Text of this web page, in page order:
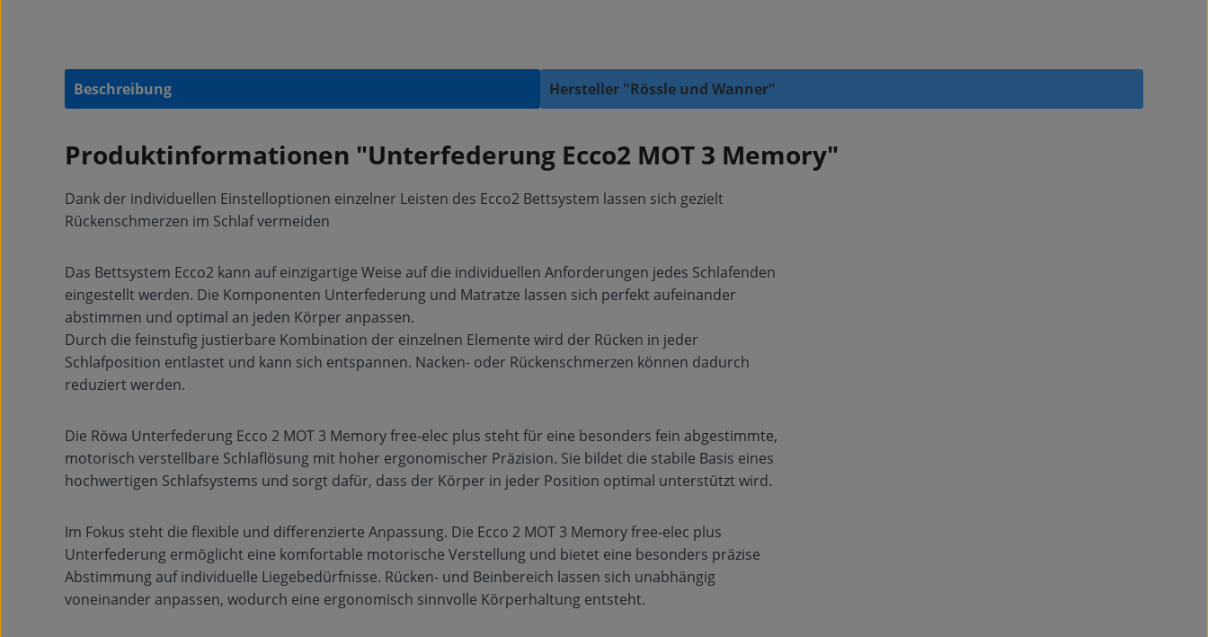
Beschreibung Hersteller "Rössle und Wanner"
Produktinformationen "Unterfederung Ecco2 MOT 3 Memory"
Dank der individuellen Einstelloptionen einzelner Leisten des Ecco2 Bettsystem lassen sich gezielt
Rückenschmerzen im Schlaf vermeiden
Das Bettsystem Ecco2 kann auf einzigartige Weise auf die individuellen Anforderungen jedes Schlafenden
eingestellt werden. Die Komponenten Unterfederung und Matratze lassen sich perfekt aufeinander
abstimmen und optimal an jeden Körper anpassen.
Durch die feinstufig justierbare Kombination der einzelnen Elemente wird der Rücken in jeder
Schlafposition entlastet und kann sich entspannen. Nacken- oder Rückenschmerzen können dadurch
reduziert werden.
Die Röwa Unterfederung Ecco 2 MOT 3 Memory free-elec plus steht für eine besonders fein abgestimmte,
motorisch verstellbare Schlaflösung mit hoher ergonomischer Präzision. Sie bildet die stabile Basis eines
hochwertigen Schlafsystems und sorgt dafür, dass der Körper in jeder Position optimal unterstützt wird.
Im Fokus steht die flexible und differenzierte Anpassung. Die Ecco 2 MOT 3 Memory free-elec plus
Unterfederung ermöglicht eine komfortable motorische Verstellung und bietet eine besonders präzise
Abstimmung auf individuelle Liegebedürfnisse. Rücken- und Beinbereich lassen sich unabhängig
voneinander anpassen, wodurch eine ergonomisch sinnvolle Körperhaltung entsteht.